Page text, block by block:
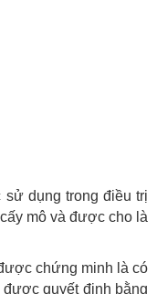
dụng trong điều trị
mô và được cho là
chứng minh là có
quyết định bằng